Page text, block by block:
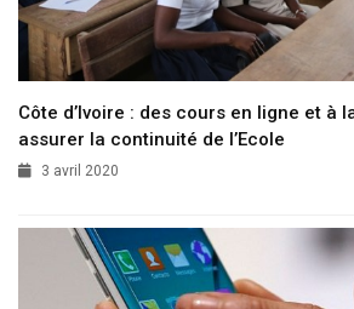
Côte d’Ivoire : des cours en ligne et à
assurer la continuité de l’Ecole
3 avril 2020